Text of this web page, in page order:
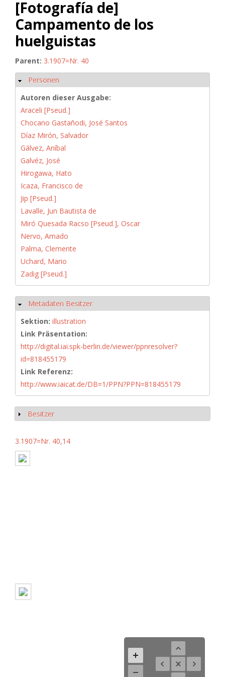
[Fotografía de]
Campamento de los
huelguistas
Parent: 3.1907=Nr. 40
Hide
Personen
Autoren dieser Ausgabe:
Araceli [Pseud.]
Chocano Gastañodi, José Santos
Díaz Mirón, Salvador
Gálvez, Aníbal
Galvéz, José
Hirogawa, Hato
Icaza, Francisco de
Jip [Pseud.]
Lavalle, Jun Bautista de
Miró Quesada Racso [Pseud.], Oscar
Nervo, Amado
Palma, Clemente
Uchard, Mario
Zadig [Pseud.]
Hide
Metadaten Besitzer
Sektion: illustration
Link Präsentation:
http://digital.iai.spk-berlin.de/viewer/ppnresolver?
id=818455179
Link Referenz:
http://www.iaicat.de/DB=1/PPN?PPN=818455179
Show
Besitzer
3.1907=Nr. 40,14